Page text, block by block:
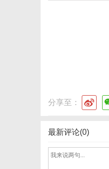
分享至：
最新评论(0)